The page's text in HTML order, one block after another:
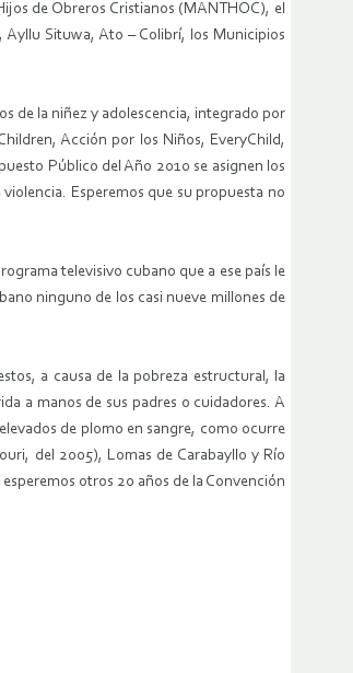
de Obreros Cristianos (MANTHOC), el
Ayllu Situwa, Ato – Colibrí, los Municipios
de la niñez y adolescencia, integrado por
Acción por los Niños, EveryChild,
Público del Año 2010 se asignen los
Esperemos que su propuesta no
televisivo cubano que a ese país le
ninguno de los casi nueve millones de
a causa de la pobreza estructural, la
a manos de sus padres o cuidadores. A
de plomo en sangre, como ocurre
del 2005), Lomas de Carabayllo y Río
otros 20 años de la Convención